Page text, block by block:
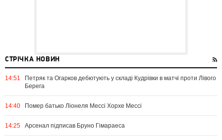
СТРІЧКА НОВИН
14:51
Петряк та Огарков дебютують у складі Кудрівки в матчі проти Лівого
Берега
14:40 Помер батько Ліонеля Мессі Хорхе Мессі
14:25 Арсенал підписав Бруно Гімараеса